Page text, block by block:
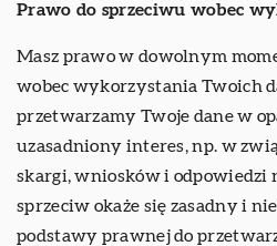
Prawo do sprzeciwu wobec
Masz prawo w dowolnym
wobec wykorzystania Twoich
przetwarzamy Twoje dane w
uzasadniony interes, np. w
skargi, wniosków i odpowiedzi
sprzeciw okaże się zasadny i
podstawy prawnej do